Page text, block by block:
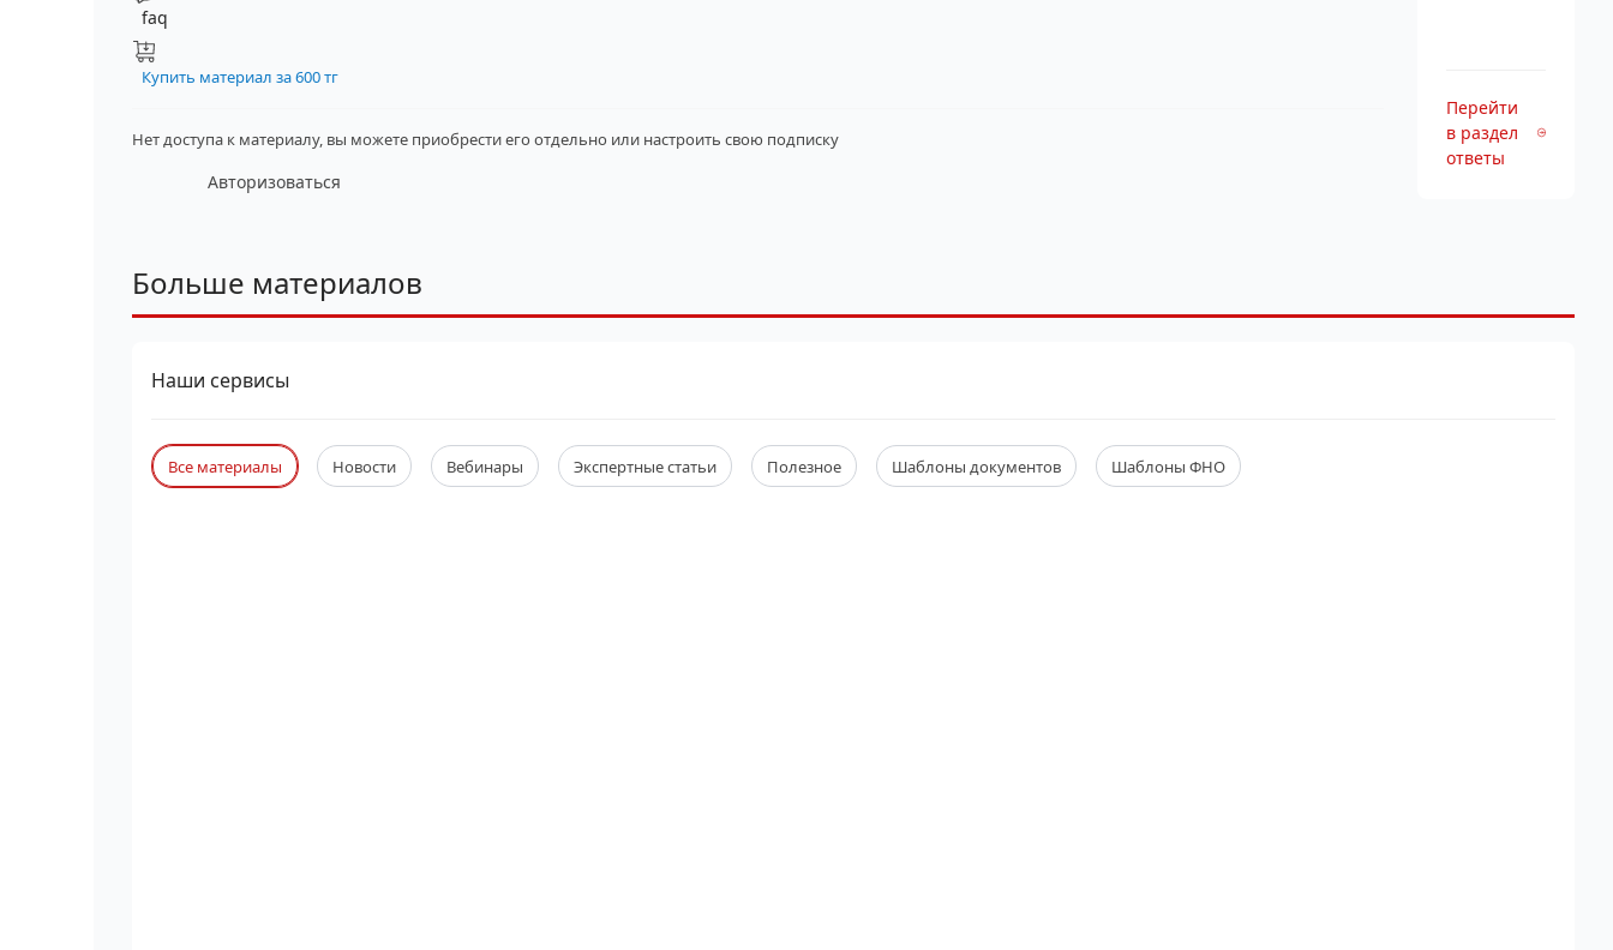
faq
Купить материал за 600 тг
Нет доступа к материалу, вы можете приобрести его отдельно или настроить свою подписку
Авторизоваться
Перейти
в раздел
ответы
Больше материалов
Наши сервисы
Все материалы Новости Вебинары Экспертные статьи Полезное Шаблоны документов Шаблоны ФНО